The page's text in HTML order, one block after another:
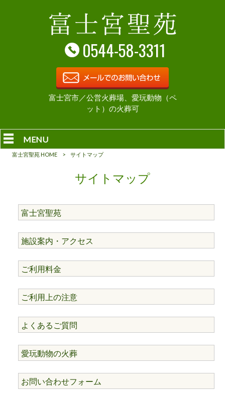
0544-58-3311
富士宮市／公営火葬場、愛玩動物（ペ
ット）の火葬可
MENU
富士宮聖苑 HOME > サイトマップ
サイトマップ
富士宮聖苑
施設案内・アクセス
ご利用料金
ご利用上の注意
よくあるご質問
愛玩動物の火葬
お問い合わせフォーム